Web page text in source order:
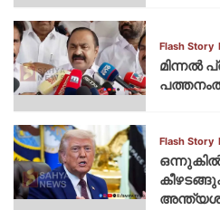
Flash Story
മിന്നല്‍
Flash Story